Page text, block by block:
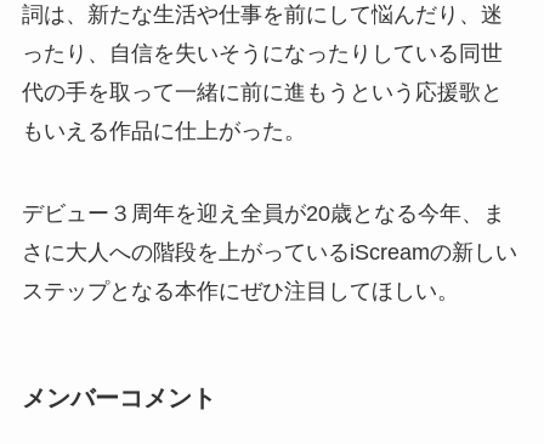
詞は、新たな生活や仕事を前にして悩んだり、迷
ったり、自信を失いそうになったりしている同世
代の手を取って一緒に前に進もうという応援歌と
もいえる作品に仕上がった。
デビュー３周年を迎え全員が20歳となる今年、ま
さに大人への階段を上がっているiScreamの新しい
ステップとなる本作にぜひ注目してほしい。
メンバーコメント